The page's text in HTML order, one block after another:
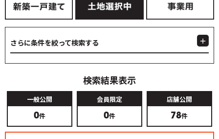
さらに条件を絞って検索する
検索結果表示
一般公開
0件
会員限定
0件
店舗公開
78件